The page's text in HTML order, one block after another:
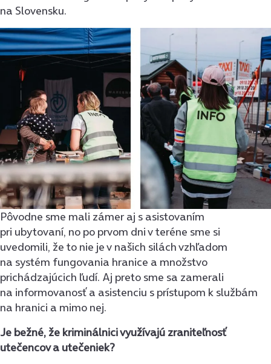
na Slovensku.
Pôvodne sme mali zámer aj s asistovaním
pri ubytovaní, no po prvom dni v teréne sme si
uvedomili, že to nie je v našich silách vzhľadom
na systém fungovania hranice a množstvo
prichádzajúcich ľudí. Aj preto sme sa zamerali
na informovanosť a asistenciu s prístupom k službám
na hranici a mimo nej.
Je bežné, že kriminálnici využívajú zraniteľnosť
utečencov a utečeniek?